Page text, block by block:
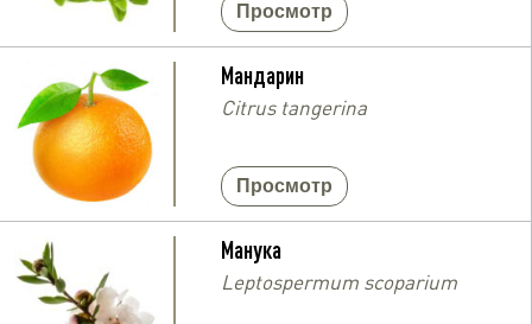
Просмотр
Мандарин
Citrus tangerina
Просмотр
Манука
Leptospermum scoparium